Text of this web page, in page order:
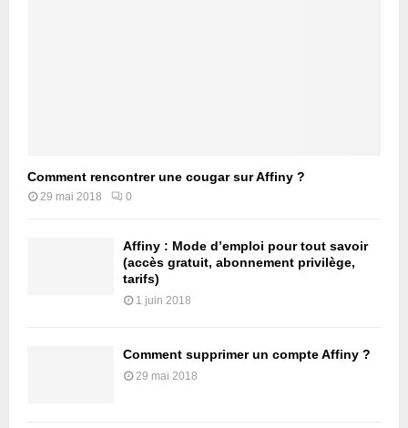
Comment rencontrer une cougar sur Affiny ?
29 mai 2018 0
Affiny : Mode d’emploi pour tout savoir
(accès gratuit, abonnement privilège,
tarifs)
1 juin 2018
Comment supprimer un compte Affiny ?
29 mai 2018